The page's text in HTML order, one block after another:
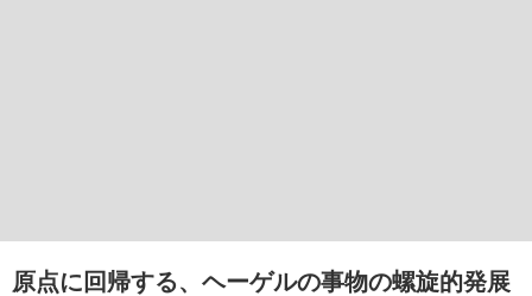
原点に回帰する、ヘーゲルの事物の螺旋的発展